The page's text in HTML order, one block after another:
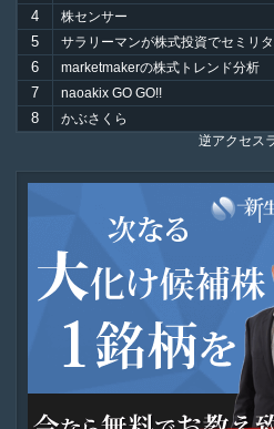
4 株センサー
5
6 marketmakerの株式トレンド分析
7 naoakix GO GO!!
8
かぶさくら
逆アクセス